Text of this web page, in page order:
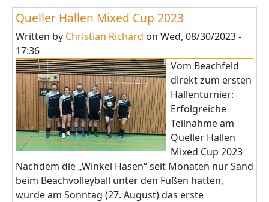
Queller Hallen Mixed Cup 2023
Written by Christian Richard on Wed, 08/30/2023 -
17:36
Vom Beachfeld
direkt zum ersten
Hallenturnier:
Erfolgreiche
Teilnahme am
Queller Hallen
Mixed Cup 2023
Nachdem die „Winkel Hasen“ seit Monaten nur Sand
beim Beachvolleyball unter den Füßen hatten,
wurde am Sonntag (27. August) das erste